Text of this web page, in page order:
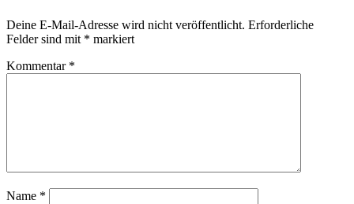
Deine E-Mail-Adresse wird nicht veröffentlicht. Erforderliche
Felder sind mit * markiert
Kommentar *
Name *